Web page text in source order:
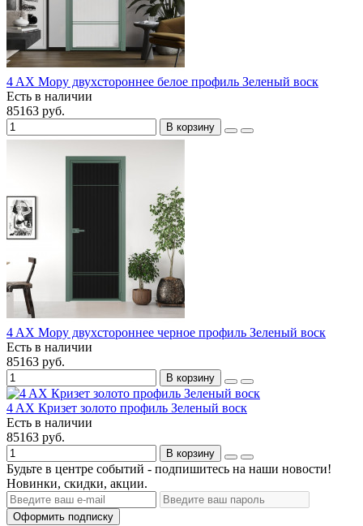
4 AX Мору двухстороннее белое профиль Зеленый воск
Есть в наличии
85163 руб.
В корзину
4 AX Мору двухстороннее черное профиль Зеленый воск
Есть в наличии
85163 руб.
В корзину
4 AX Кризет золото профиль Зеленый воск
Есть в наличии
85163 руб.
В корзину
Будьте в центре событий - подпишитесь на наши новости!
Новинки, скидки, акции.
Оформить подписку